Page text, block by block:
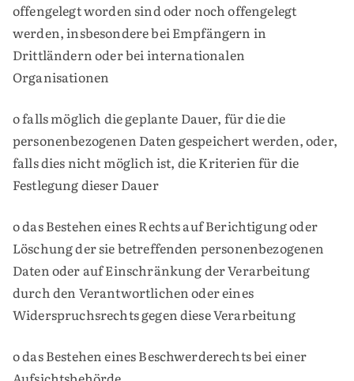
offengelegt worden sind oder noch offengelegt
werden, insbesondere bei Empfängern in
Drittländern oder bei internationalen
Organisationen
o falls möglich die geplante Dauer, für die die
personenbezogenen Daten gespeichert werden, oder,
falls dies nicht möglich ist, die Kriterien für die
Festlegung dieser Dauer
o das Bestehen eines Rechts auf Berichtigung oder
Löschung der sie betreffenden personenbezogenen
Daten oder auf Einschränkung der Verarbeitung
durch den Verantwortlichen oder eines
Widerspruchsrechts gegen diese Verarbeitung
o das Bestehen eines Beschwerderechts bei einer